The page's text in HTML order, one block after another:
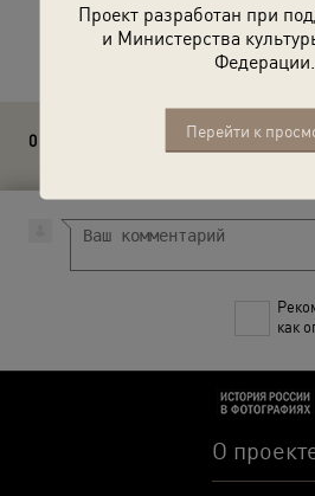
Проект разработан при
и Министерства
Федерации.
Перейти к
Расскажите друзьям
0 комментариев
как
О